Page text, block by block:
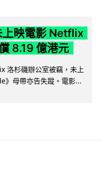
映電影 Netflix
8.19 億港元
洛杉磯辦公室被竊，未上
》母帶亦告失蹤。電影...